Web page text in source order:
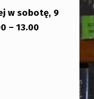
w sobotę, 9
– 13.00